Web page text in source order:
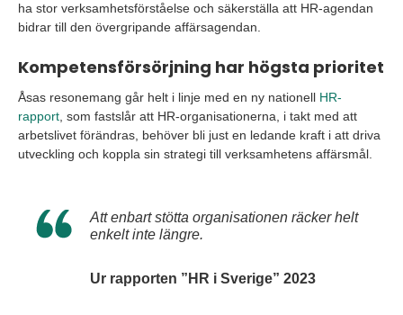
ha stor verksamhetsförståelse och säkerställa att HR-agendan
bidrar till den övergripande affärsagendan.
Kompetensförsörjning har högsta prioritet
Åsas resonemang går helt i linje med en ny nationell HR-
rapport, som fastslår att HR-organisationerna, i takt med att
arbetslivet förändras, behöver bli just en ledande kraft i att driva
utveckling och koppla sin strategi till verksamhetens affärsmål.
Att enbart stötta organisationen räcker helt
enkelt inte längre.
Ur rapporten ”HR i Sverige” 2023